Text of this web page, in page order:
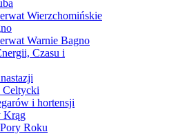
Wierzchomińskie
Warnie Bagno
Czasu i
Celtycki
i hortensji
Krąg
Roku